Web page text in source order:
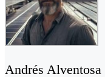
Andrés Alventosa